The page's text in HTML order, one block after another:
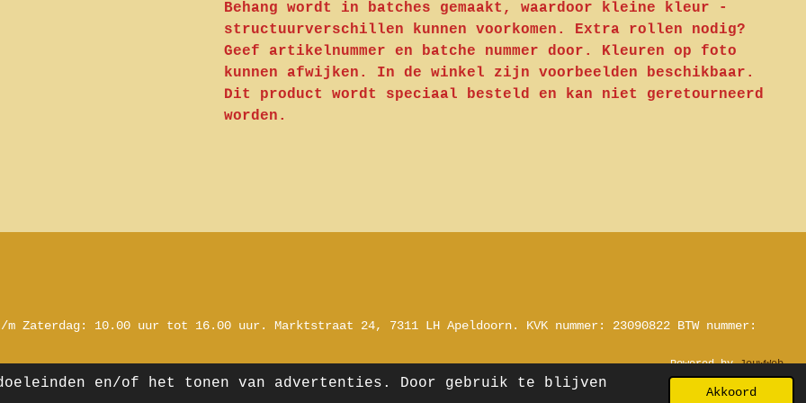
en/of het tonen van advertenties. Door gebruik te blijven
Akkoord
Behang wordt in batches gemaakt, waardoor kleine kleur -
structuurverschillen kunnen voorkomen. Extra rollen nodig?
Geef artikelnummer en batche nummer door. Kleuren op foto
kunnen afwijken. In de winkel zijn voorbeelden beschikbaar.
Dit product wordt speciaal besteld en kan niet geretourneerd
worden.
m Zaterdag: 10.00 uur tot 16.00 uur. Marktstraat 24, 7311 LH Apeldoorn. KVK nummer: 23090822 BTW nummer:
Powered byJouwWeb